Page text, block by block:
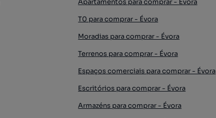
Apartamentos para comprar - Évora
T0 para comprar - Évora
Moradias para comprar - Évora
Terrenos para comprar - Évora
Espaços comerciais para comprar - Évora
Escritórios para comprar - Évora
Armazéns para comprar - Évora